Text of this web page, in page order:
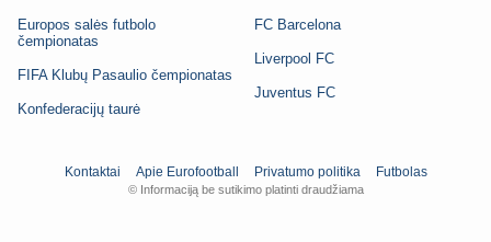
Europos salės futbolo
čempionatas
FIFA Klubų Pasaulio čempionatas
Konfederacijų taurė
FC Barcelona
Liverpool FC
Juventus FC
Kontaktai Apie Eurofootball Privatumo politika Futbolas
© Informaciją be sutikimo platinti draudžiama